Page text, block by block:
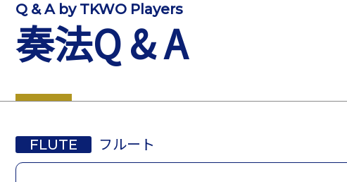
Q & A by TKWO Players
奏法Q & A
FLUTE フルート